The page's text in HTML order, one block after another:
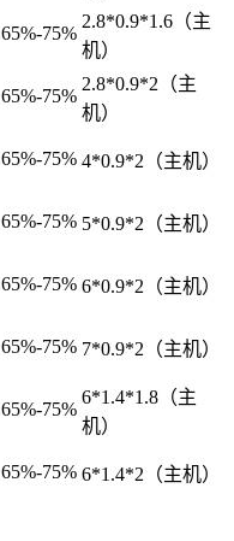
65%-75%
2.8*0.9*1.6（主
机）
65%-75%
2.8*0.9*2（主
机）
65%-75% 4*0.9*2（主机）
65%-75% 5*0.9*2（主机）
65%-75% 6*0.9*2（主机）
65%-75% 7*0.9*2（主机）
65%-75%
6*1.4*1.8（主
机）
65%-75% 6*1.4*2（主机）